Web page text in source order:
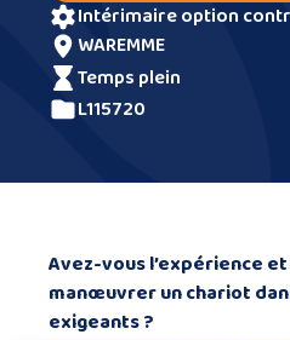
intérimaire option
WAREMME
temps plein
L115720
Avez-vous l’expérience
manœuvrer un chariot
exigeants ?